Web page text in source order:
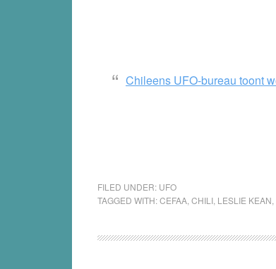
Chileens UFO-bureau toont
FILED UNDER: UFO
TAGGED WITH:CEFAA CHILI LESLIE KEAN